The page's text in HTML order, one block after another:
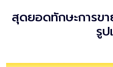
สุดยอดทักษะการข
รู